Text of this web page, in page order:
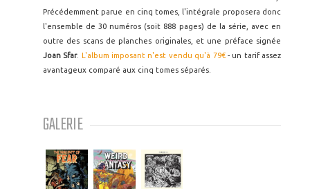
Précédemment parue en cinq tomes, l'intégrale proposera donc
l'ensemble de 30 numéros (soit 888 pages) de la série, avec en
outre des scans de planches originales, et une préface signée
Joan Sfar. L'album imposant n'est vendu qu'à 79€- un tarif assez
avantageux comparé aux cinq tomes séparés.
GALERIE